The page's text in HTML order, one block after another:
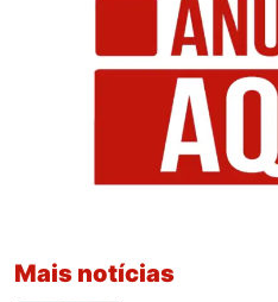
Mais notícias